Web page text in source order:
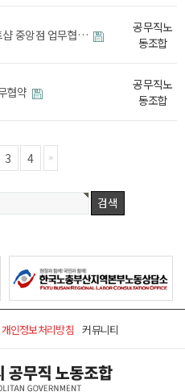
샵 중앙점 업무협…
공무직노
동조합
협약
공무직노
동조합
3 4
개인정보처리방침 커뮤니티